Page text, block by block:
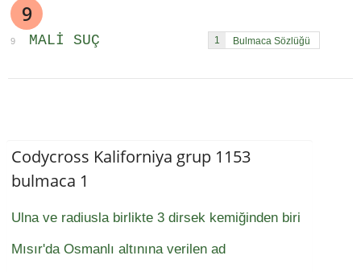
9
9 MALI SUÇ 1
Codycross Kaliforniya grup 1153
bulmaca 1
Ulna ve radiusla birlikte 3 dirsek kemiğinden biri
Mısır'da Osmanlı altınına verilen ad